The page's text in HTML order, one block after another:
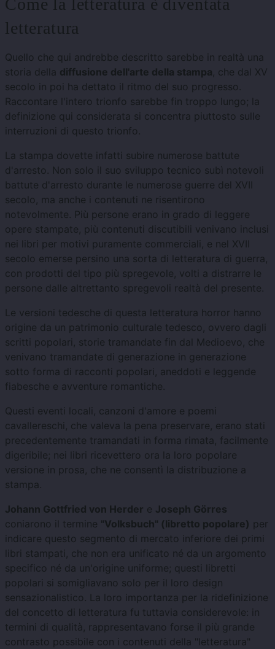
Come la letteratura è diventata
letteratura
Quello che qui andrebbe descritto sarebbe in realtà una
storia della diffusione dell'arte della stampa , che dal XV
secolo in poi ha dettato il ritmo del suo progresso.
Raccontare l'intero trionfo sarebbe fin troppo lungo; la
definizione qui considerata si concentra piuttosto sulle
interruzioni di questo trionfo.
La stampa dovette infatti subire numerose battute
d'arresto. Non solo il suo sviluppo tecnico subì notevoli
battute d'arresto durante le numerose guerre del XVII
secolo, ma anche i contenuti ne risentirono
notevolmente. Più persone erano in grado di leggere
opere stampate, più contenuti discutibili venivano inclusi
nei libri per motivi puramente commerciali, e nel XVII
secolo emerse persino una sorta di letteratura di guerra,
con prodotti del tipo più spregevole, volti a distrarre le
persone dalle altrettanto spregevoli realtà del presente.
Le versioni tedesche di questa letteratura horror hanno
origine da un patrimonio culturale tedesco, ovvero dagli
scritti popolari, storie tramandate fin dal Medioevo, che
venivano tramandate di generazione in generazione
sotto forma di racconti popolari, aneddoti e leggende
fiabesche e avventure romantiche.
Questi eventi locali, canzoni d'amore e poemi
cavallereschi, che valeva la pena preservare, erano stati
precedentemente tramandati in forma rimata, facilmente
digeribile; nei libri ricevettero ora la loro popolare
versione in prosa, che ne consentì la distribuzione a
stampa.
Johann Gottfried von Herder e Joseph Görres
coniarono il termine "Volksbuch" (libretto popolare) per
indicare questo segmento di mercato inferiore dei primi
libri stampati, che non era unificato né da un argomento
specifico né da un'origine uniforme; questi libretti
popolari si somigliavano solo per il loro design
sensazionalistico. La loro importanza per la ridefinizione
del concetto di letteratura fu tuttavia considerevole: in
termini di qualità, rappresentavano forse il più grande
contrasto possibile con i contenuti della "letteratura"